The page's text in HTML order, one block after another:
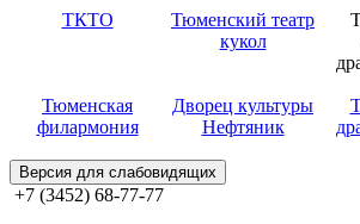
ТКТО
Тюменский театр
кукол
Тюменская
филармония
Дворец культуры
Нефтяник
Версия для слабовидящих
+7 (3452) 68-77-77